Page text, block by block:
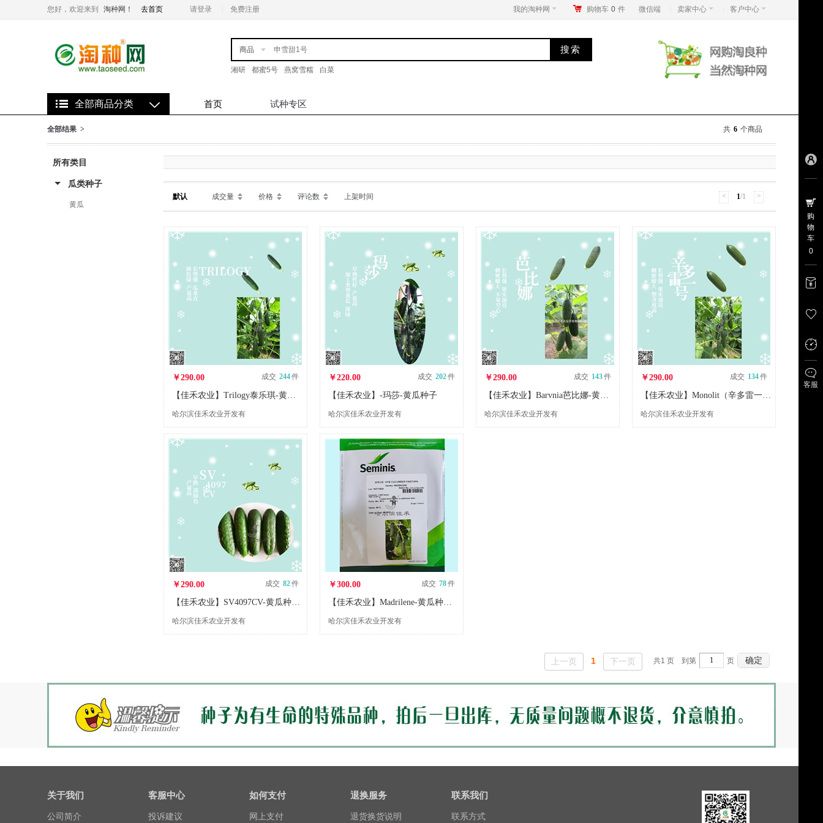
您好，欢迎来到 淘种网！ 去首页 请登录 免费注册 我的淘种网 购物车 0 件 微信端 卖家中心 客户中心
商品
湘研 都蜜5号 燕窝雪糯 白菜
全部商品分类 首页 试种专区
购
物
车
0
客服
全部结果 > 共 6 个商品
所有类目
瓜类种子
黄瓜
默认 成交量 价格 评论数 上架时间 < 1/1 >
￥290.00 成交 244件
【佳禾农业】Trilogy泰乐琪-黄瓜种子-腌渍类型-可鲜食
哈尔滨佳禾农业开发有
限公司
￥220.00 成交 202件
【佳禾农业】-玛莎-黄瓜种子
哈尔滨佳禾农业开发有
限公司
￥290.00 成交 143件
【佳禾农业】Barvnia芭比娜-黄瓜种子-加工和鲜食类型黄瓜品种-腌渍-杂交一代种
哈尔滨佳禾农业开发有
限公司
￥290.00 成交 134件
【佳禾农业】Monolit（辛多雷一号）-黄瓜种子-加工、鲜食类型-腌渍
哈尔滨佳禾农业开发有
限公司
￥290.00 成交 82件
【佳禾农业】SV4097CV-黄瓜种子-早熟高产黄瓜种子-腌渍类型-密刺
哈尔滨佳禾农业开发有
限公司
￥300.00 成交 78件
【佳禾农业】Madrilene-黄瓜种子-腌渍黄瓜
哈尔滨佳禾农业开发有
限公司
上一页 1 下一页 共1 页 到第 页 确定
关于我们
公司简介
客服中心
投诉建议
如何支付
网上支付
退换服务
退货换货说明
联系我们
联系方式